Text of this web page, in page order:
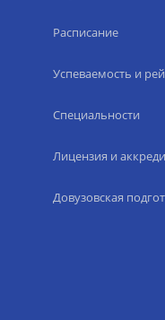
Расписание
Успеваемость и
Специальности
Лицензия и
Довузовская